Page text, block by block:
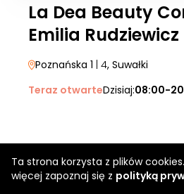
Ta strona korzysta z plików
więcej zapoznaj się z polityką
La Dea Beauty
Emilia Rudziewicz
Poznańska 1 | 4, Suwałki
Teraz otwarteDzisiaj:08:00-